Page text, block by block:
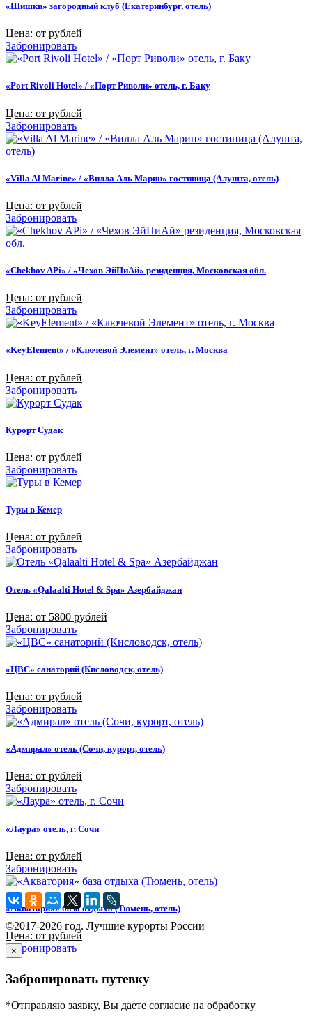
«Шишки» загородный клуб (Екатеринбург, отель)
Цена: от рублей
Забронировать
«Port Rivoli Hotel» / «Порт Риволи» отель, г. Баку
Цена: от рублей
Забронировать
«Villa Al Marine» / «Вилла Аль Марин» гостиница (Алушта, отель)
Цена: от рублей
Забронировать
«Chekhov APi» / «Чехов ЭйПиАй» резиденция, Московская обл.
Цена: от рублей
Забронировать
«KeyElement» / «Ключевой Элемент» отель, г. Москва
Цена: от рублей
Забронировать
Курорт Судак
Цена: от рублей
Забронировать
Туры в Кемер
Цена: от рублей
Забронировать
Отель «Qalaalti Hotel & Spa» Азербайджан
Цена: от 5800 рублей
Забронировать
«ЦВС» санаторий (Кисловодск, отель)
Цена: от рублей
Забронировать
«Адмирал» отель (Сочи, курорт, отель)
Цена: от рублей
Забронировать
«Лаура» отель, г. Сочи
Цена: от рублей
Забронировать
«Акватория» база отдыха (Тюмень, отель)
Цена: от рублей
Забронировать
©2017-2026 год. Лучшие курорты России
×
Забронировать путевку
*Отправляю заявку, Вы даете согласие на обработку